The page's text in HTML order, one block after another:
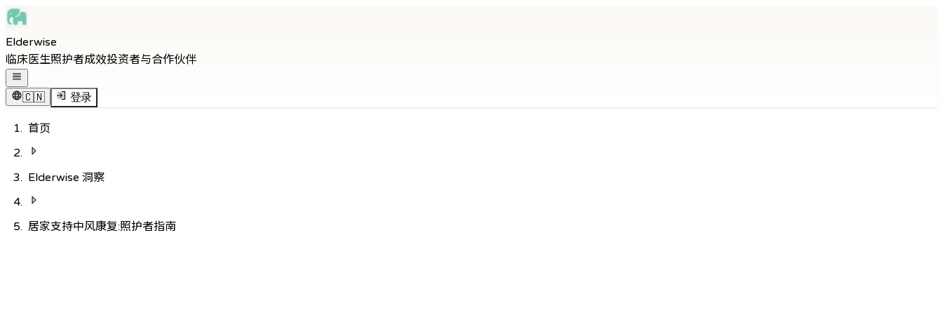
Skip to navigation
Skip to footer
Elderwise
临床医生照护者成效投资者与合作伙伴
🇨🇳
登录
首页
Elderwise 洞察
居家支持中风康复:照护者指南